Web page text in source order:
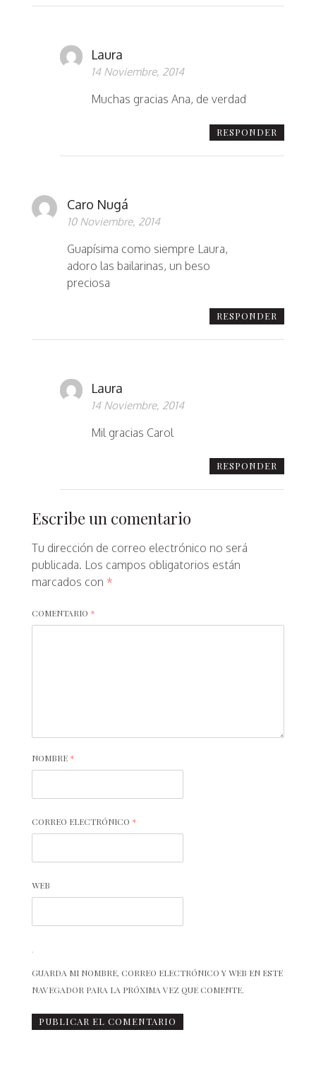
Laura
14 Noviembre, 2014
Muchas gracias Ana, de verdad
RESPONDER
Caro Nugá
10 Noviembre, 2014
Guapísima como siempre Laura,
adoro las bailarinas, un beso
preciosa
RESPONDER
Laura
14 Noviembre, 2014
Mil gracias Carol
RESPONDER
Escribe un comentario
Tu dirección de correo electrónico no será
publicada. Los campos obligatorios están
marcados con *
COMENTARIO *
NOMBRE *
CORREO ELECTRÓNICO *
WEB
GUARDA MI NOMBRE, CORREO ELECTRÓNICO Y WEB EN ESTE
NAVEGADOR PARA LA PRÓXIMA VEZ QUE COMENTE.